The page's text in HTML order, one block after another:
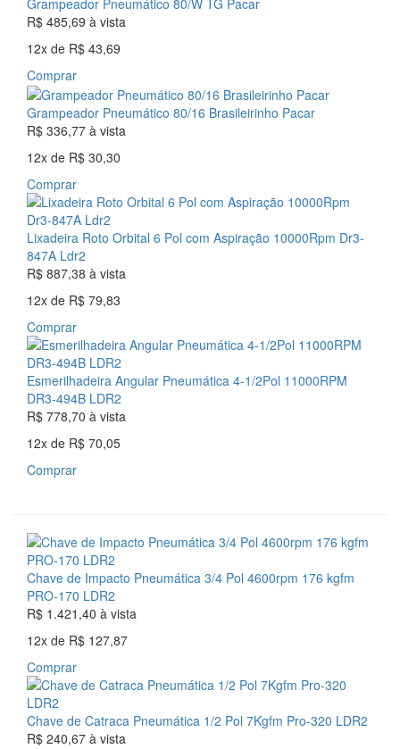
R$ 485,69 à vista
12x de R$ 43,69
Comprar
Grampeador Pneumático 80/16 Brasileirinho Pacar
R$ 336,77 à vista
12x de R$ 30,30
Comprar
Lixadeira Roto Orbital 6 Pol com Aspiração 10000Rpm Dr3-
847A Ldr2
R$ 887,38 à vista
12x de R$ 79,83
Comprar
Esmerilhadeira Angular Pneumática 4-1/2Pol 11000RPM
DR3-494B LDR2
R$ 778,70 à vista
12x de R$ 70,05
Comprar
Chave de Impacto Pneumática 3/4 Pol 4600rpm 176 kgfm
PRO-170 LDR2
R$ 1.421,40 à vista
12x de R$ 127,87
Comprar
Chave de Catraca Pneumática 1/2 Pol 7Kgfm Pro-320 LDR2
R$ 240,67 à vista